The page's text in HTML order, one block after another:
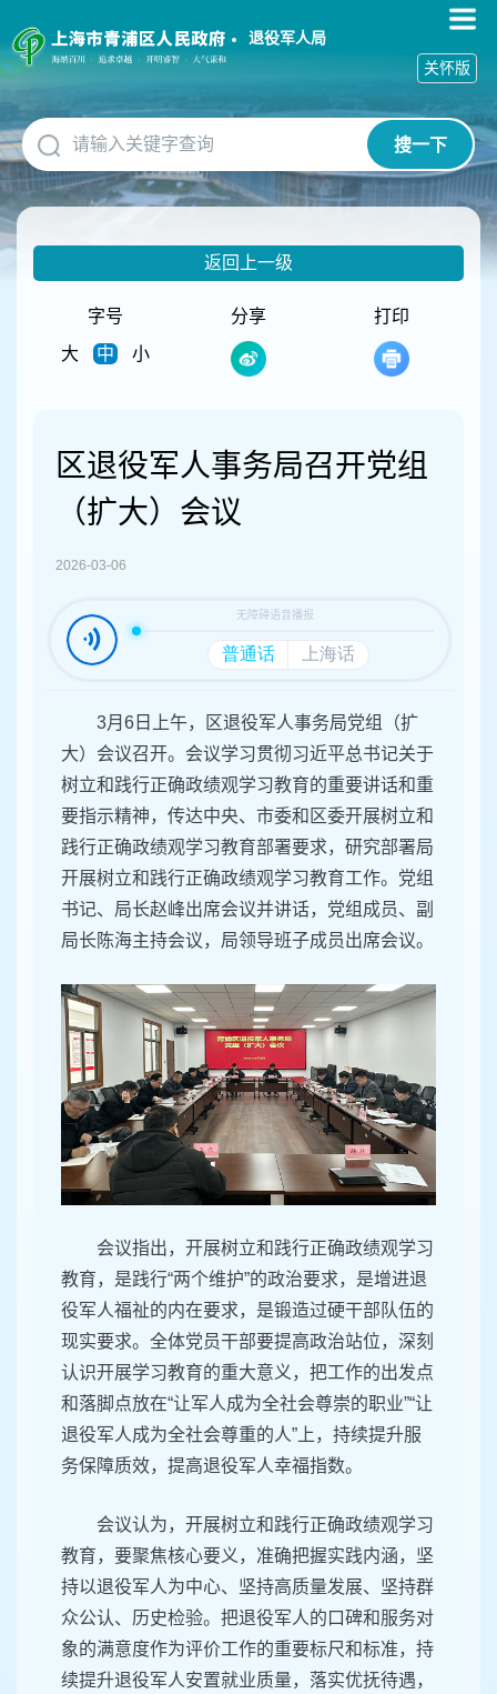
障
碍
作
说
明
跳
到
网
退役军人局
搜一下
关怀版
返回上一级
字号
大
中 小
分享 打印
区退役军人事务局召开党组
（扩大）会议
2026-03-06
3月6日上午，区退役军人事务局党组（扩
大）会议召开。会议学习贯彻习近平总书记关于
树立和践行正确政绩观学习教育的重要讲话和重
要指示精神，传达中央、市委和区委开展树立和
践行正确政绩观学习教育部署要求，研究部署局
开展树立和践行正确政绩观学习教育工作。党组
书记、局长赵峰出席会议并讲话，党组成员、副
局长陈海主持会议，局领导班子成员出席会议。
会议指出，开展树立和践行正确政绩观学习
教育，是践行“两个维护”的政治要求，是增进退
役军人福祉的内在要求，是锻造过硬干部队伍的
现实要求。全体党员干部要提高政治站位，深刻
认识开展学习教育的重大意义，把工作的出发点
和落脚点放在“让军人成为全社会尊崇的职业”“让
退役军人成为全社会尊重的人”上，持续提升服
务保障质效，提高退役军人幸福指数。
会议认为，开展树立和践行正确政绩观学习
教育，要聚焦核心要义，准确把握实践内涵，坚
持以退役军人为中心、坚持高质量发展、坚持群
众公认、历史检验。把退役军人的口碑和服务对
象的满意度作为评价工作的重要标尺和标准，持
续提升退役军人安置就业质量，落实优抚待遇，